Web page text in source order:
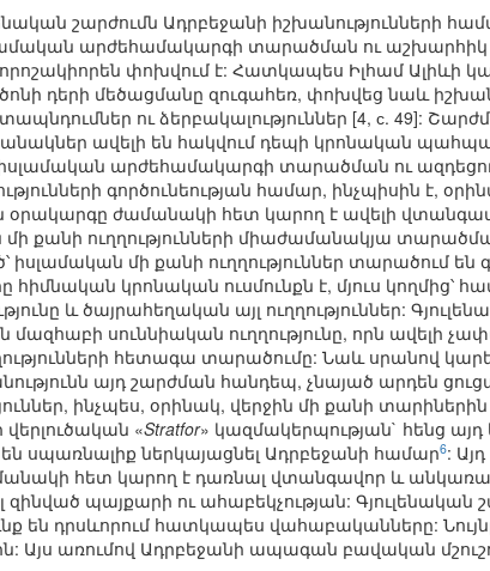
շարժումն Ադրբեջանի իշխանությունների
արժեհամակարգի տարածման ու աշխարհիկ
փոխվում է: Հատկապես Իլհամ
դերի մեծացմանը զուգահեռ, փոխվեց նաև
ու ձերբակալություններ [4, с. 49]:
ավելի են հակվում դեպի կրոնական
արժեհամակարգի տարածման ու
գործունեության համար, ինչպիսին է,
ժամանակի հետ կարող է ավելի
մի քանի ուղղությունների միաժամանակյա
իսլամական մի քանի ուղղություններ տարածում են
հիմնական կրոնական ուսմունքն է, մյուս կողմից՝
և ծայրահեղական այլ ուղղություններ:
սուննիական ուղղությունը, որն ավելի
հետագա տարածումը: Նաև սրանով
այդ շարժման հանդեպ, չնայած արդեն
ինչպես, օրինակ, վերջին մի քանի
«Stratfor» կազմակերպության` հենց այդ
են սպառնալիք ներկայացնել Ադրբեջանի համար6:
հետ կարող է դառնալ վտանգավոր և
զինված պայքարի ու ահաբեկչության:
են դրսևորում հատկապես վահաբականները:
Այս առումով Ադրբեջանի ապագան բավական